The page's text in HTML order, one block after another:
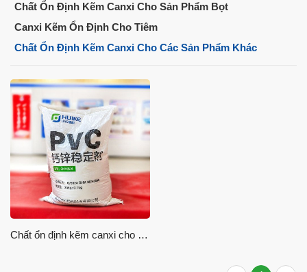
Chất Ổn Định Kẽm Canxi Cho Sản Phẩm Bọt
Canxi Kẽm Ổn Định Cho Tiêm
Chất Ổn Định Kẽm Canxi Cho Các Sản Phẩm Khác
Chất ổn định kẽm canxi cho các sản phẩm khác